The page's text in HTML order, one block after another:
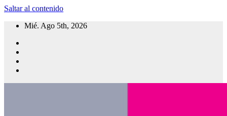
Saltar al contenido
Mié. Ago 5th, 2026